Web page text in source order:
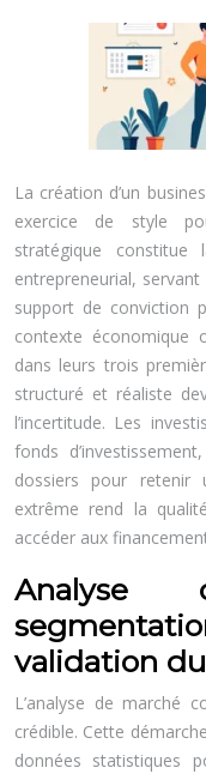
La création d’un
exercice de style
stratégique
entrepreneurial,
support de conviction
contexte économique
dans leurs trois
structuré et réaliste
l’incertitude. Les
fonds
dossiers pour retenir
extrême rend la
accéder aux
validation
L’analyse de marché
crédible. Cette
données statistiques